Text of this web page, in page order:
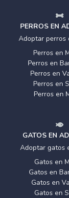
PERROS EN
Adoptar perros
Perros en
Perros en
Perros en
Perros en
Perros en
GATOS EN
Adoptar gatos
Gatos en
Gatos en
Gatos en
Gatos en